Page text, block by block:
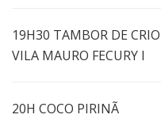
19H30 TAMBOR DE
VILA MAURO FECURY I
20H COCO PIRINÃ